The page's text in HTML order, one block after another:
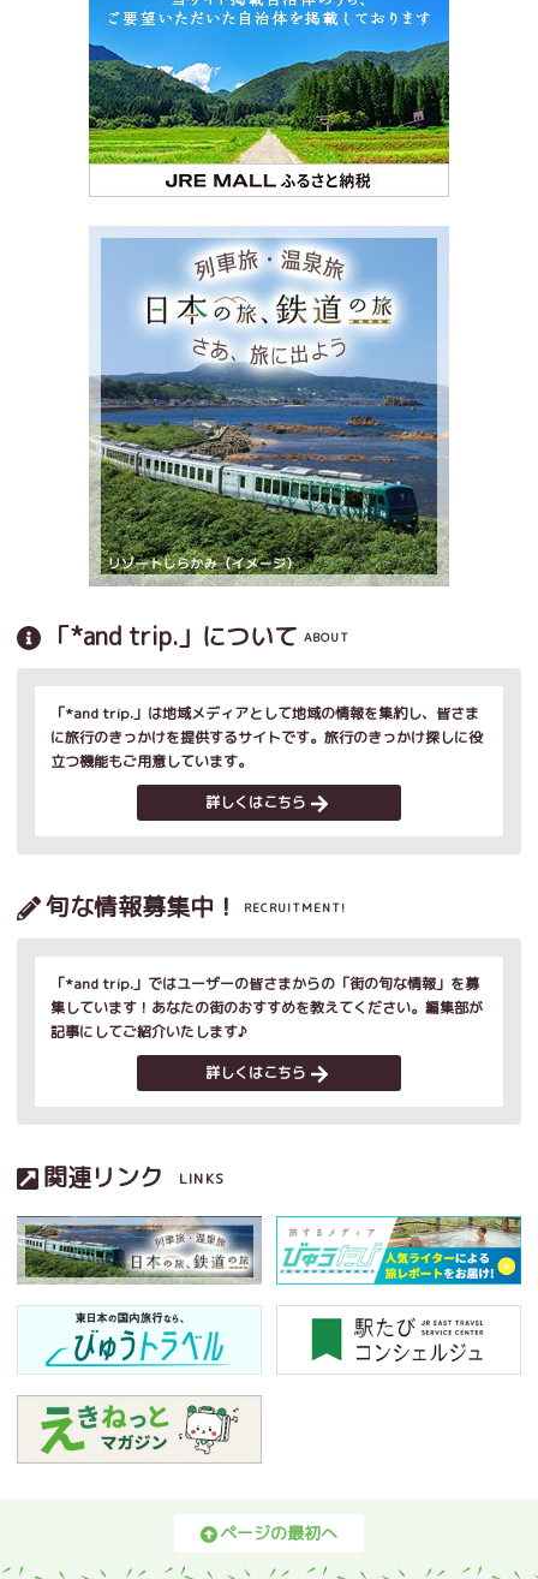
「*and trip.」について ABOUT
「*and trip.」は地域メディアとして地域の情報を集約し、皆さま
に旅行のきっかけを提供するサイトです。旅行のきっかけ探しに役
立つ機能もご用意しています。
詳しくはこちら
旬な情報募集中！ RECRUITMENT!
「*and trip.」ではユーザーの皆さまからの「街の旬な情報」を募
集しています！あなたの街のおすすめを教えてください。編集部が
記事にしてご紹介いたします♪
詳しくはこちら
関連リンク LINKS
ページの最初へ